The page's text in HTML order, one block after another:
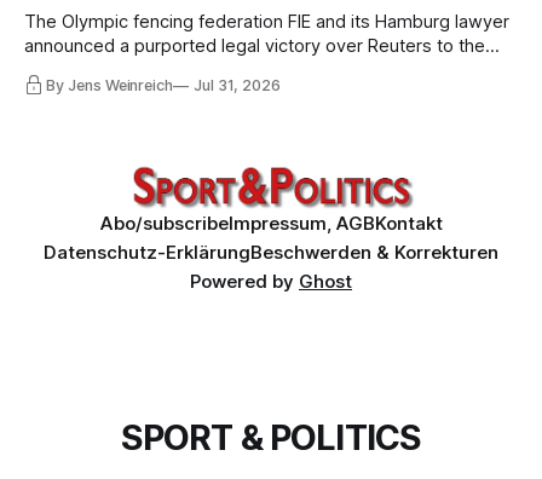
The Olympic fencing federation FIE and its Hamburg lawyer
announced a purported legal victory over Reuters to the
world. I obtained both court orders and read them against
that propaganda. Very little of what the federation and its
By Jens Weinreich Jul 31, 2026
Abo/subscribeImpressum, AGBKontakt
Datenschutz-ErklärungBeschwerden & Korrekturen
Powered by Ghost
SPORT & POLITICS